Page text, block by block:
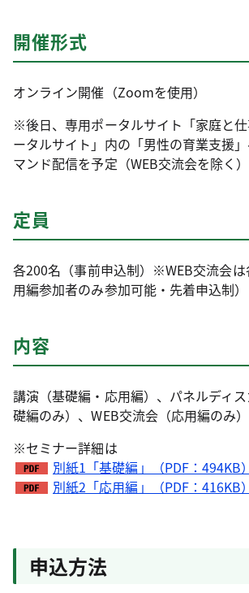
開催形式
オンライン開催（Zoomを使用）
※後日、専用ポータルサイト「家庭と
ータルサイト」内の「男性の育業支援
マンド配信を予定（WEB交流会を除く）
定員
各200名（事前申込制）※WEB交流会
用編参加者のみ参加可能・先着申込制）
内容
講演（基礎編・応用編）、パネルディ
礎編のみ）、WEB交流会（応用編のみ）
※セミナー詳細は
別紙1「基礎編」（PDF：494KB）
別紙2「応用編」（PDF：416KB）
申込方法